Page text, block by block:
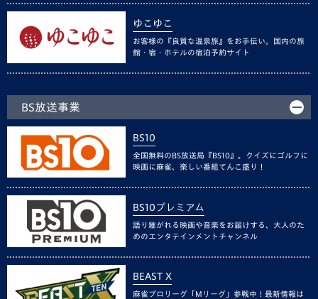
ゆこゆこ
お客様の『良質な温泉旅』をお手伝い。国内の旅
館・宿・ホテルの宿泊予約サイト
BS放送事業
BS10
全国無料のBS放送局『BS10』。クイズにゴルフに
映画に麻雀、楽しい番組てんこ盛り！
BS10プレミアム
語り継がれる映画や音楽をお届けする、大人のた
めのエンタテインメントチャンネル
BEAST X
麻雀プロリーグ「Mリーグ」参戦中！最新情報は